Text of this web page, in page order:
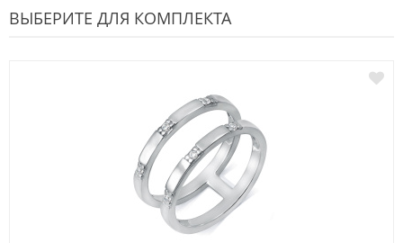
ВЫБЕРИТЕ ДЛЯ КОМПЛЕКТА